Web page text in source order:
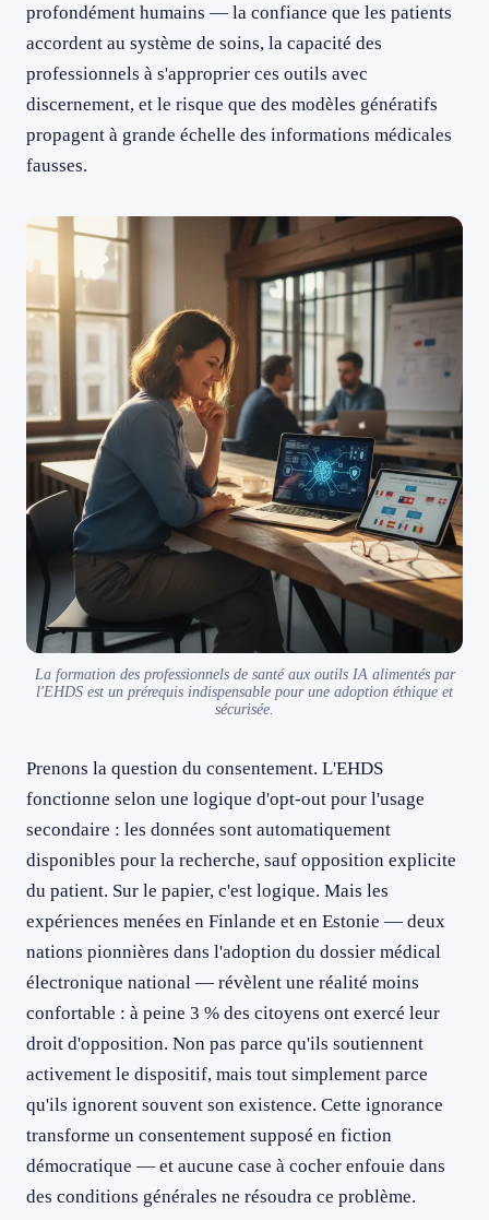
profondément humains — la confiance que les patients
accordent au système de soins, la capacité des
professionnels à s'approprier ces outils avec
discernement, et le risque que des modèles génératifs
propagent à grande échelle des informations médicales
fausses.
La formation des professionnels de santé aux outils IA alimentés par
l'EHDS est un prérequis indispensable pour une adoption éthique et
sécurisée.
Prenons la question du consentement. L'EHDS
fonctionne selon une logique d'opt-out pour l'usage
secondaire : les données sont automatiquement
disponibles pour la recherche, sauf opposition explicite
du patient. Sur le papier, c'est logique. Mais les
expériences menées en Finlande et en Estonie — deux
nations pionnières dans l'adoption du dossier médical
électronique national — révèlent une réalité moins
confortable : à peine 3 % des citoyens ont exercé leur
droit d'opposition. Non pas parce qu'ils soutiennent
activement le dispositif, mais tout simplement parce
qu'ils ignorent souvent son existence. Cette ignorance
transforme un consentement supposé en fiction
démocratique — et aucune case à cocher enfouie dans
des conditions générales ne résoudra ce problème.